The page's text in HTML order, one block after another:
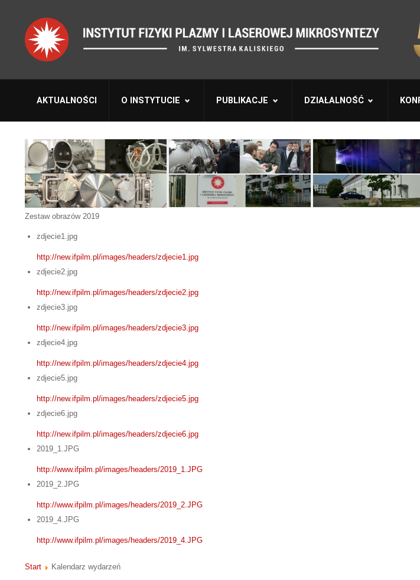
AKTUALNOŚCI O INSTYTUCIE PUBLIKACJE DZIAŁALNOŚĆ
Zestaw obrazów 2019
zdjecie1.jpg
http://new.ifpilm.pl/images/headers/zdjecie1.jpg
zdjecie2.jpg
http://new.ifpilm.pl/images/headers/zdjecie2.jpg
zdjecie3.jpg
http://new.ifpilm.pl/images/headers/zdjecie3.jpg
zdjecie4.jpg
http://new.ifpilm.pl/images/headers/zdjecie4.jpg
zdjecie5.jpg
http://new.ifpilm.pl/images/headers/zdjecie5.jpg
zdjecie6.jpg
http://new.ifpilm.pl/images/headers/zdjecie6.jpg
2019_1.JPG
http://www.ifpilm.pl/images/headers/2019_1.JPG
2019_2.JPG
http://www.ifpilm.pl/images/headers/2019_2.JPG
2019_4.JPG
http://www.ifpilm.pl/images/headers/2019_4.JPG
Start Kalendarz wydarzeń